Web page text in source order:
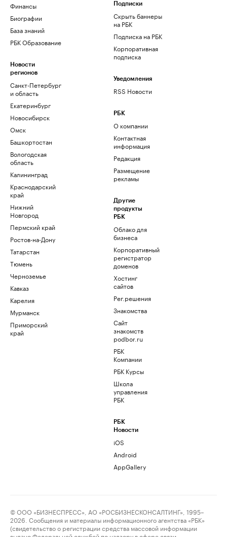
Финансы
Биографии
База знаний
РБК Образование
Новости
регионов
Санкт-Петербург
и область
Екатеринбург
Новосибирск
Омск
Башкортостан
Вологодская
область
Калининград
Краснодарский
край
Нижний
Новгород
Пермский край
Ростов-на-Дону
Татарстан
Тюмень
Черноземье
Кавказ
Карелия
Мурманск
Приморский
край
Подписки
Скрыть баннеры
на РБК
Подписка на РБК
Корпоративная
подписка
Уведомления
RSS Новости
РБК
О компании
Контактная
информация
Редакция
Размещение
рекламы
Другие
продукты
РБК
Облако для
бизнеса
Корпоративный
регистратор
доменов
Хостинг
сайтов
Рег.решения
Знакомства
Сайт
знакомств
podbor.ru
РБК
Компании
РБК Курсы
Школа
управления
РБК
РБК
Новости
iOS
Android
AppGallery
© ООО «БИЗНЕСПРЕСС», АО «РОСБИЗНЕСКОНСАЛТИНГ», 1995–
2026. Сообщения и материалы информационного агентства «РБК»
(свидетельство о регистрации средства массовой информации